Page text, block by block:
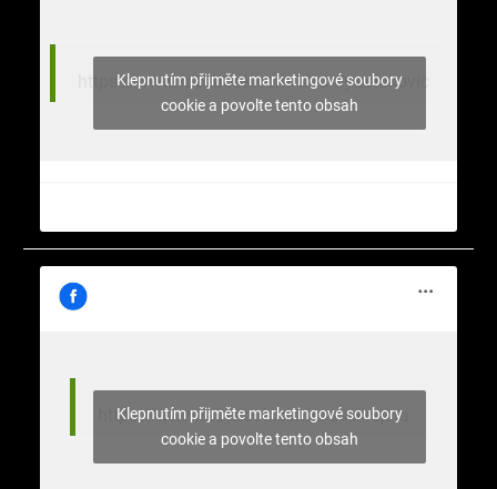
https://www.facebook.com/stromy.celakovic
Klepnutím přijměte marketingové soubory
cookie a povolte tento obsah
https://www.facebook.com/nasekrajina
Klepnutím přijměte marketingové soubory
cookie a povolte tento obsah